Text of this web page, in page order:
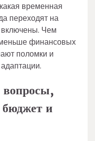
временная
переходят на
включены. Чем
финансовых
поломки и
вопросы,
и